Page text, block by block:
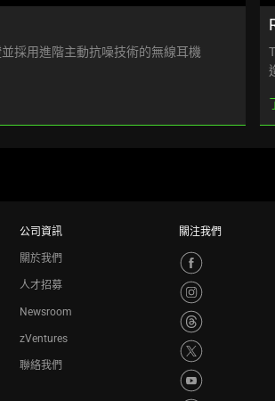
採用進階主動抗噪技術的無線耳機
公司資訊
關於我們
人才招募
Newsroom
zVentures
聯絡我們
關注我們